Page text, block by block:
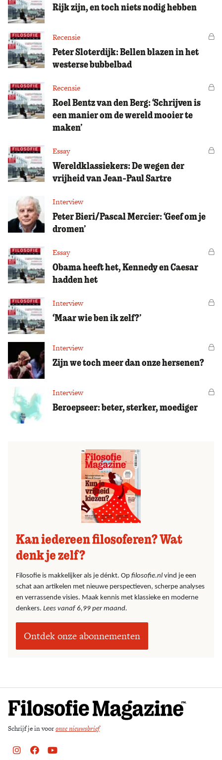
Rijk zijn, en toch niets nodig hebben
Recensie
Peter Sloterdijk: Bellen blazen in het
westerse bubbelbad
Recensie
Roel Bentz van den Berg: ‘Schrijven is
een manier om de wereld mooier te
maken’
Essay
Wereldklassiekers: De wegen der
vrijheid van Jean-Paul Sartre
Interview
Peter Bieri/Pascal Mercier: ‘Geef om je
dromen’
Essay
Obama heeft het, Kennedy en Caesar
hadden het
Interview
‘Maar wie ben ik zelf?’
Interview
Zijn we toch meer dan onze hersenen?
Interview
Beroepseer: beter, sterker, moediger
Kan iedereen filosoferen? Wat
denk je zelf?
Filosofie is makkelijker als je dénkt. Op filosofie.nl vind je een
schat aan artikelen met nieuwe perspectieven, scherpe analyses
en verrassende visies. Maak kennis met klassieke en moderne
denkers. Lees vanaf 6,99 per maand.
Ontdek onze abonnementen
Schrijf je in vooronze nieuwsbrief
Instagram
FacebookYoutube